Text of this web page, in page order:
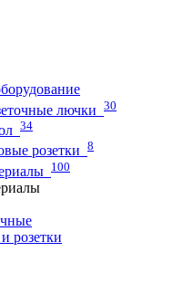
лючки
30
34
розетки 8
100
розетки